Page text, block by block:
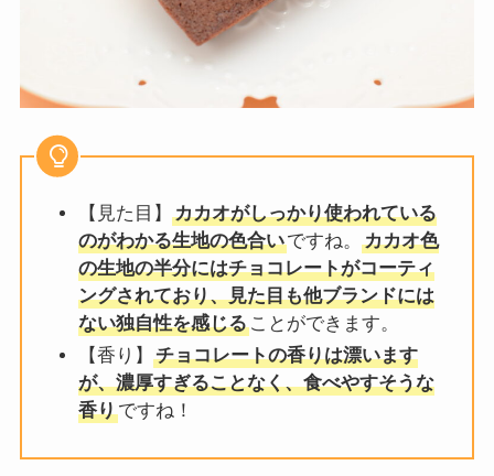
【見た目】
カカオがしっかり使われている
のがわかる生地の色合いですね。
カカオ色
の生地の半分にはチョコレートがコーティ
ングされており、見た目も他ブランドには
ない独自性を感じることができます。
【香り】
チョコレートの香りは漂います
が、濃厚すぎることなく、食べやすそうな
香りですね！